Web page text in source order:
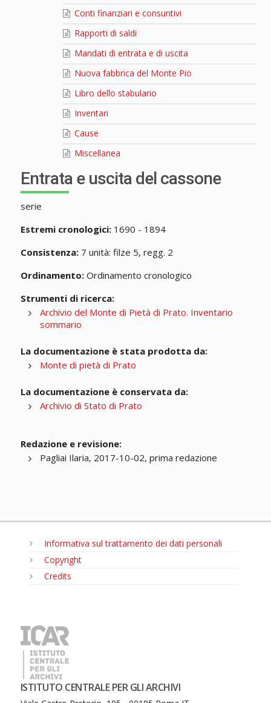
Conti finanziari e consuntivi
Rapporti di saldi
Mandati di entrata e di uscita
Nuova fabbrica del Monte Pio
Libro dello stabulario
Inventari
Cause
Miscellanea
Entrata e uscita del cassone
serie
Estremi cronologici:1690 - 1894
Consistenza:7 unità: filze 5, regg. 2
Ordinamento:Ordinamento cronologico
Strumenti di ricerca:
Archivio del Monte di Pietà di Prato. Inventario
sommario
La documentazione è stata prodotta da:
Monte di pietà di Prato
La documentazione è conservata da:
Archivio di Stato di Prato
Redazione e revisione:
Pagliai Ilaria, 2017-10-02, prima redazione
Informativa sul trattamento dei dati personali
Copyright
Credits
ISTITUTO CENTRALE PER GLI ARCHIVI